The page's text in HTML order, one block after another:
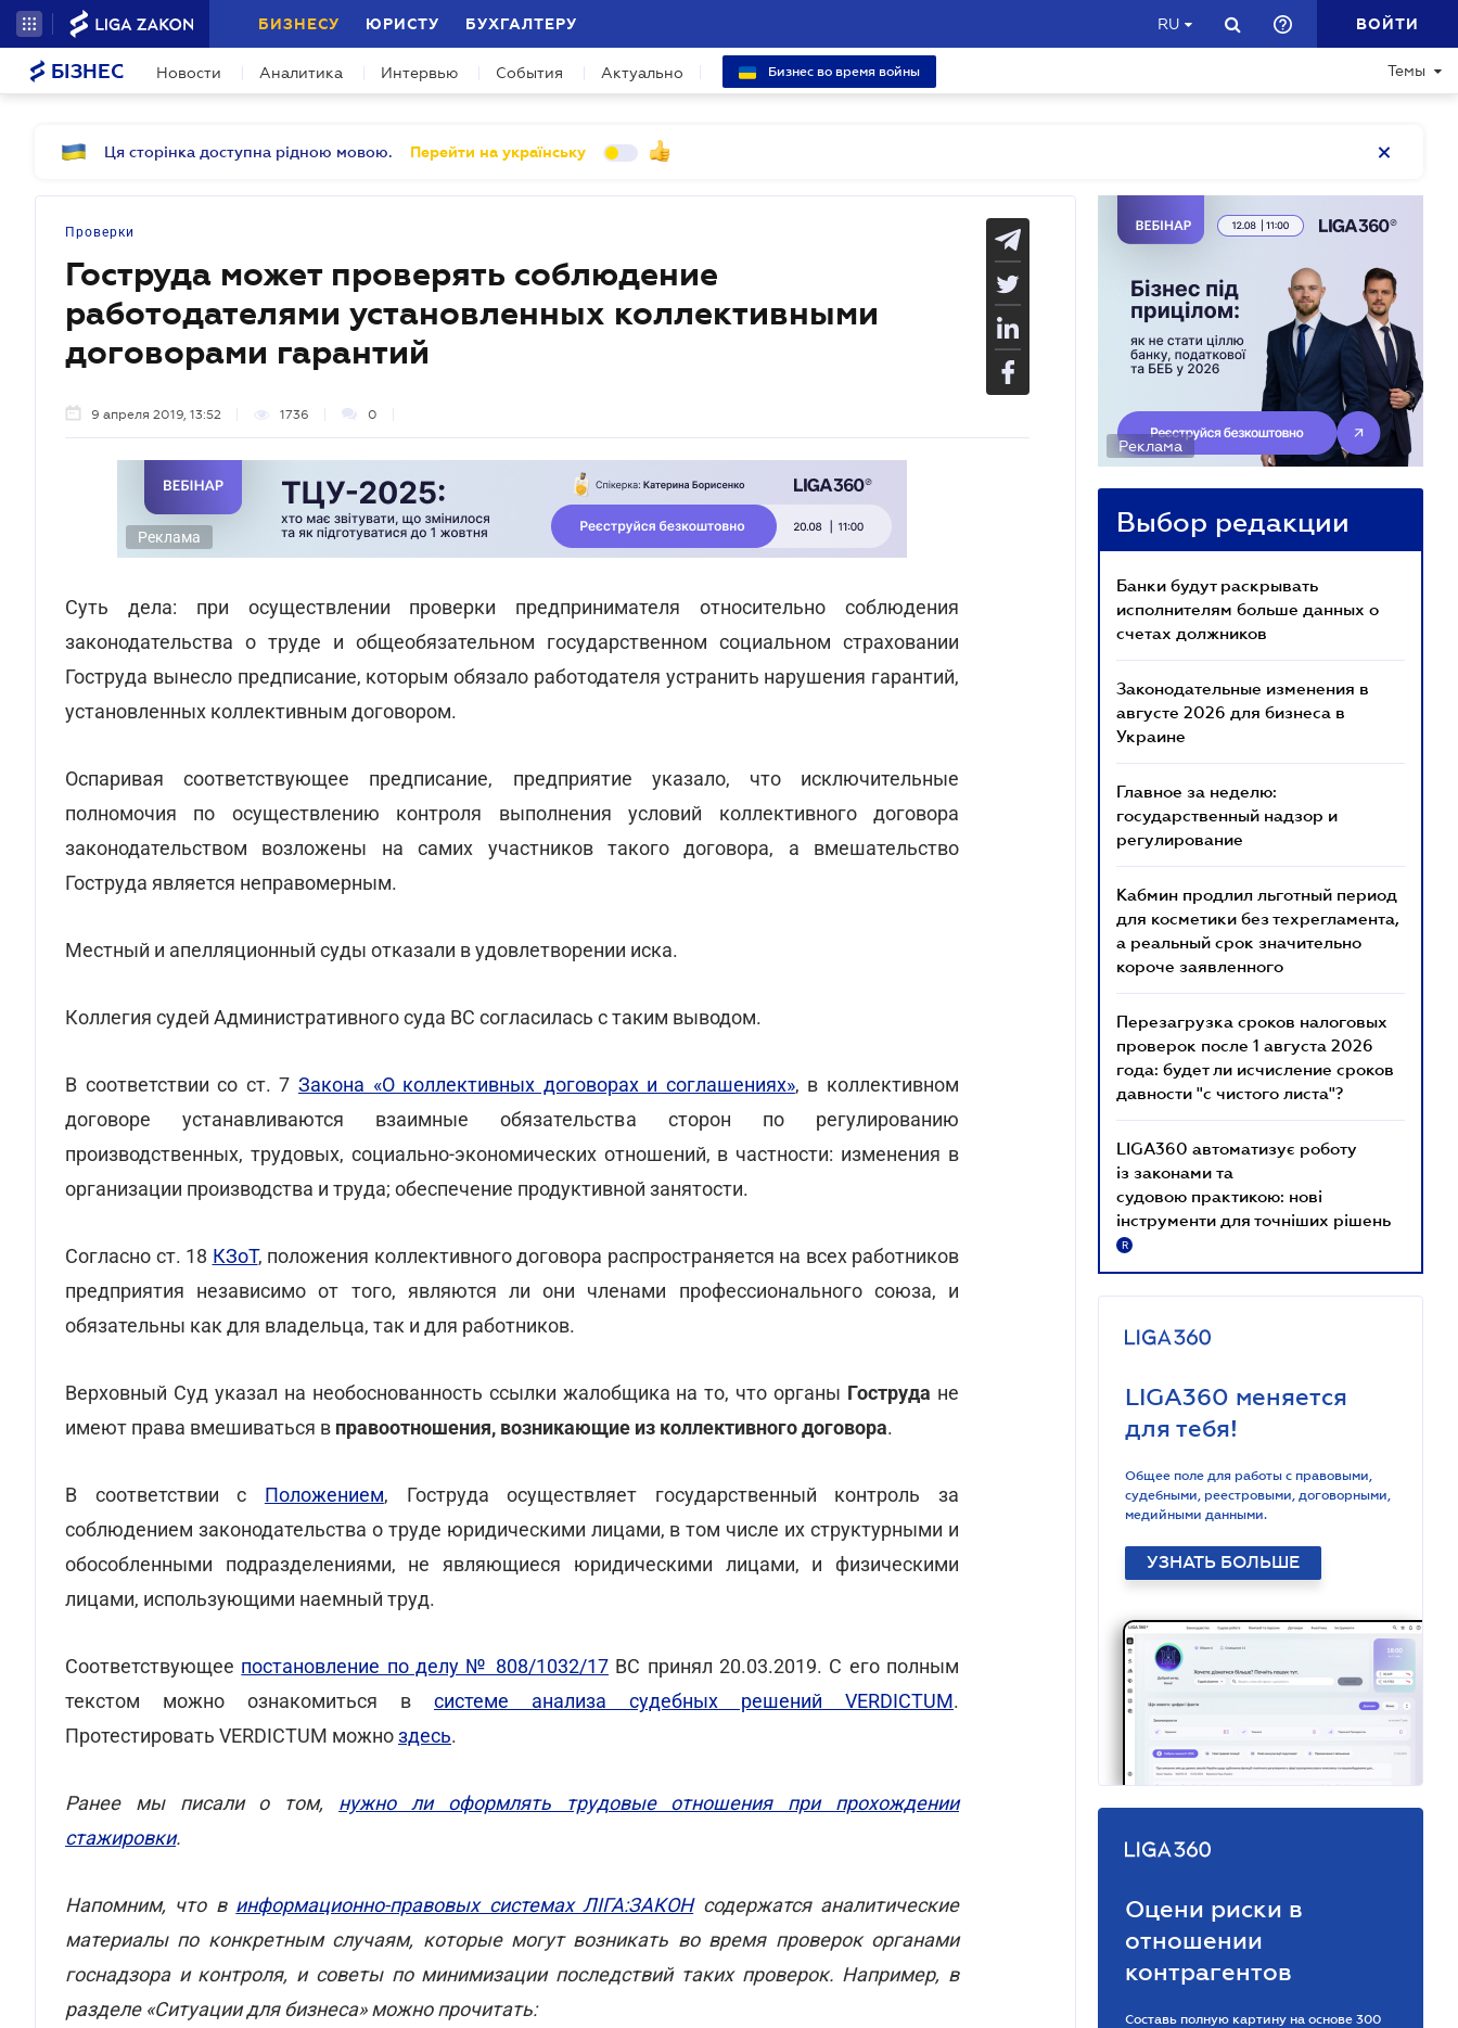
БИЗНЕСУ ЮРИСТУ БУХГАЛТЕРУ RU ВОЙТИ
БІЗНЕС Новости Аналитика Интервью События Актуально Бизнес во время войны Темы
Ця сторінка доступна рідною мовою. Перейти на українську
Проверки
Гоструда может проверять соблюдение
работодателями установленных коллективными
договорами гарантий
9 апреля 2019, 13:52 1736 0
Реклама
Суть дела: при осуществлении проверки предпринимателя относительно соблюдения
законодательства о труде и общеобязательном государственном социальном страховании
Гоструда вынесло предписание, которым обязало работодателя устранить нарушения гарантий,
установленных коллективным договором.
Оспаривая соответствующее предписание, предприятие указало, что исключительные
полномочия по осуществлению контроля выполнения условий коллективного договора
законодательством возложены на самих участников такого договора, а вмешательство
Гоструда является неправомерным.
Местный и апелляционный суды отказали в удовлетворении иска.
Коллегия судей Административного суда ВС согласилась с таким выводом.
В соответствии со ст. 7 Закона «О коллективных договорах и соглашениях», в коллективном
договоре устанавливаются взаимные обязательства сторон по регулированию
производственных, трудовых, социально-экономических отношений, в частности: изменения в
организации производства и труда; обеспечение продуктивной занятости.
Согласно ст. 18 КЗоТ, положения коллективного договора распространяется на всех работников
предприятия независимо от того, являются ли они членами профессионального союза, и
обязательны как для владельца, так и для работников.
Верховный Суд указал на необоснованность ссылки жалобщика на то, что органы Гоструда не
имеют права вмешиваться в правоотношения, возникающие из коллективного договора.
В соответствии с Положением, Гоструда осуществляет государственный контроль за
соблюдением законодательства о труде юридическими лицами, в том числе их структурными и
обособленными подразделениями, не являющиеся юридическими лицами, и физическими
лицами, использующими наемный труд.
Соответствующее постановление по делу № 808/1032/17 ВС принял 20.03.2019. С его полным
текстом можно ознакомиться в системе анализа судебных решений VERDICTUM.
Протестировать VERDICTUM можноздесь.
Ранее мы писали о том, нужно ли оформлять трудовые отношения при прохождении
стажировки.
Напомним, что в информационно-правовых системах ЛІГА:ЗАКОНсодержатся аналитические
материалы по конкретным случаям, которые могут возникать во время проверок органами
госнадзора и контроля, и советы по минимизации последствий таких проверок. Например, в
разделе «Ситуации для бизнеса» можно прочитать:
Реклама
Выбор редакции
Банки будут раскрывать
исполнителям больше данных о
счетах должников
Законодательные изменения в
августе 2026 для бизнеса в
Украине
Главное за неделю:
государственный надзор и
регулирование
Кабмин продлил льготный период
для косметики без техрегламента,
а реальный срок значительно
короче заявленного
Перезагрузка сроков налоговых
проверок после 1 августа 2026
года: будет ли исчисление сроков
давности "с чистого листа"?
LIGA360 автоматизує роботу
із законами та
судовою практикою: нові
інструменти для точніших рішень
R
LIGA360 меняется
для тебя!
Общее поле для работы с правовыми,
судебными, реестровыми, договорными,
медийными данными.
УЗНАТЬ БОЛЬШЕ
Оцени риски в
отношении
контрагентов
Составь полную картину на основе 300